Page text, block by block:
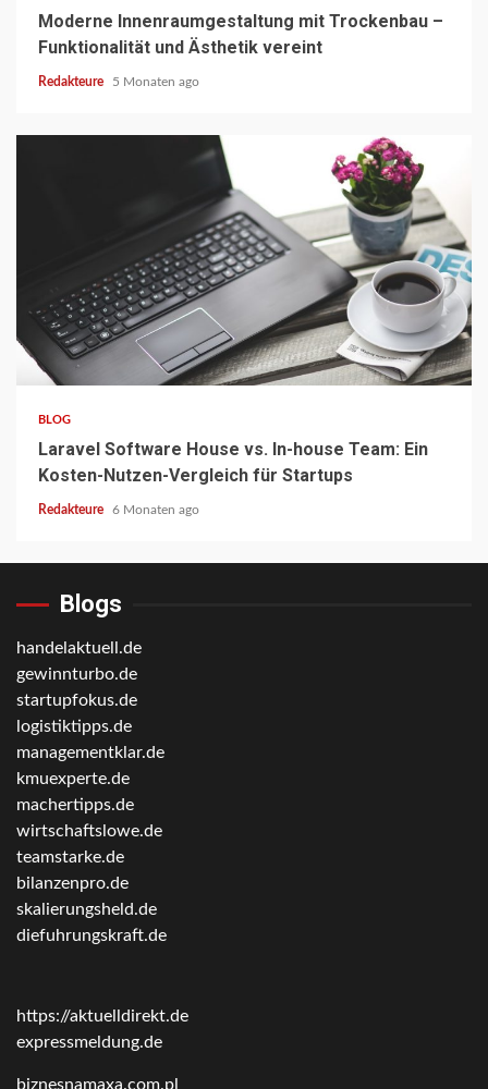
Moderne Innenraumgestaltung mit Trockenbau –
Funktionalität und Ästhetik vereint
Redakteure 5 Monaten ago
5 min read
BLOG
Laravel Software House vs. In-house Team: Ein
Kosten-Nutzen-Vergleich für Startups
Redakteure 6 Monaten ago
Blogs
handelaktuell.de
gewinnturbo.de
startupfokus.de
logistiktipps.de
managementklar.de
kmuexperte.de
machertipps.de
wirtschaftslowe.de
teamstarke.de
bilanzenpro.de
skalierungsheld.de
diefuhrungskraft.de
https://aktuelldirekt.de
expressmeldung.de
biznesnamaxa.com.pl